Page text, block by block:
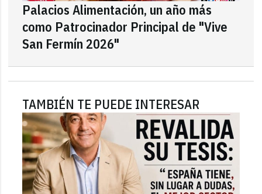
Palacios Alimentación, un año más
como Patrocinador Principal de "Vive
San Fermín 2026"
TAMBIÉN TE PUEDE INTERESAR